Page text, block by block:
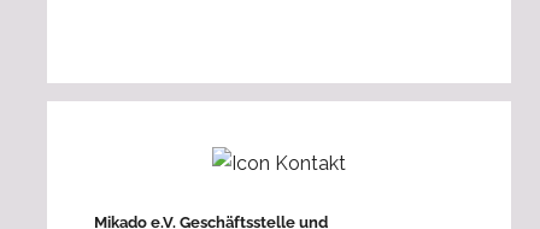
Mikado e.V. Geschäftsstelle und